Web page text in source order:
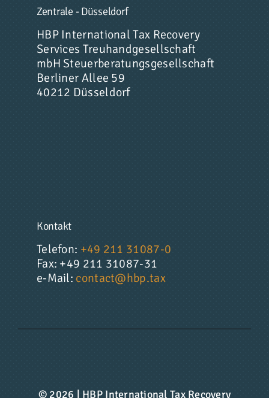
Zentrale - Düsseldorf
HBP International Tax Recovery
Services Treuhandgesellschaft
mbH Steuerberatungsgesellschaft
Berliner Allee 59
40212 Düsseldorf
Kontakt
Telefon: +49 211 31087-0
Fax: +49 211 31087-31
e-Mail: contact@hbp.tax
© 2026 | HBP International Tax Recovery